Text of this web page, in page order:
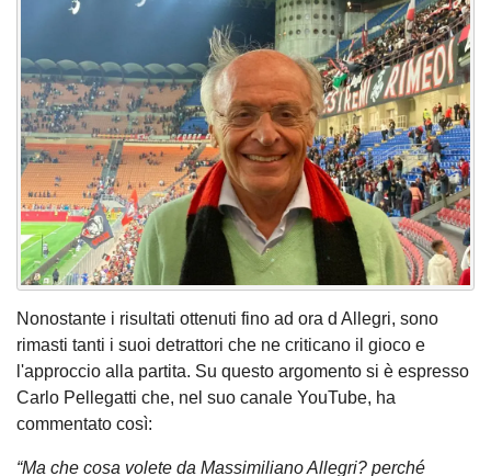
Nonostante i risultati ottenuti fino ad ora d Allegri, sono
rimasti tanti i suoi detrattori che ne criticano il gioco e
l'approccio alla partita. Su questo argomento si è espresso
Carlo Pellegatti che, nel suo canale YouTube, ha
commentato così:
“Ma che cosa volete da Massimiliano Allegri? perché